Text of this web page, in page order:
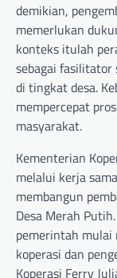
demikian,
memerlukan
konteks itulah
sebagai fasilitator
di tingkat desa.
mempercepat
masyarakat.
Kementerian
melalui kerja
membangun
Desa Merah
pemerintah mulai
koperasi dan
Koperasi Ferry